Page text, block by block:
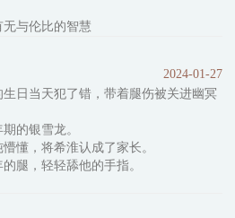
与伦比的智慧
晓世界上所有的事情
貌、智慧、全知全能，我一定是光明
，甚至为了得到你，将你困在身边与
像有点不太对
2024-01-27
日当天犯了错，带着腿伤被关进幽冥
的银雪龙。
懂，将希淮认成了家长。
腿，轻轻舔他的手指。